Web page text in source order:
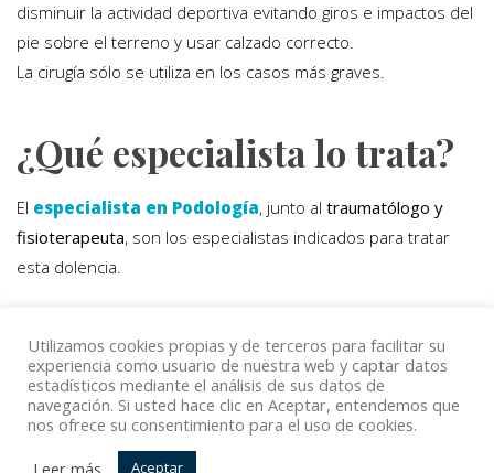
disminuir la actividad deportiva evitando giros e impactos del
pie sobre el terreno y usar calzado correcto.
La cirugía sólo se utiliza en los casos más graves.
¿Qué especialista lo trata?
El especialista en Podología, junto al traumatólogo y
fisioterapeuta, son los especialistas indicados para tratar
esta dolencia.
Volver
© Copyright Top Doctors 2020. All Right Reserved. Designed
Utilizamos cookies propias y de terceros para facilitar su
experiencia como usuario de nuestra web y captar datos
estadísticos mediante el análisis de sus datos de
navegación. Si usted hace clic en Aceptar, entendemos que
nos ofrece su consentimiento para el uso de cookies.
Leer más
Aceptar